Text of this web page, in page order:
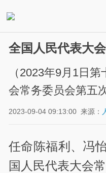
全国人民代表大
（2023年9月1日
会常务委员会第五
2023-09-04 09:13:00 来源：
任命陈福利、冯
国人民代表大会